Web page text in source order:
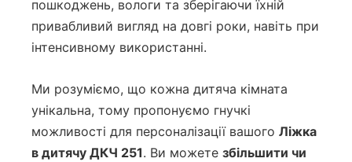
пошкоджень, вологи та зберігаючи їхній
привабливий вигляд на довгі роки, навіть при
інтенсивному використанні.
Ми розуміємо, що кожна дитяча кімната
унікальна, тому пропонуємо гнучкі
можливості для персоналізації вашого Ліжка
в дитячу ДКЧ 251. Ви можете збільшити чи